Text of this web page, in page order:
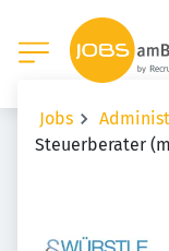
Jobs
Steuerberater